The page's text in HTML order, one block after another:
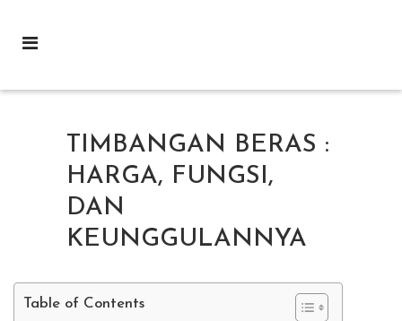
TIMBANGAN BERAS :
HARGA, FUNGSI,
DAN
KEUNGGULANNYA
Table of Contents